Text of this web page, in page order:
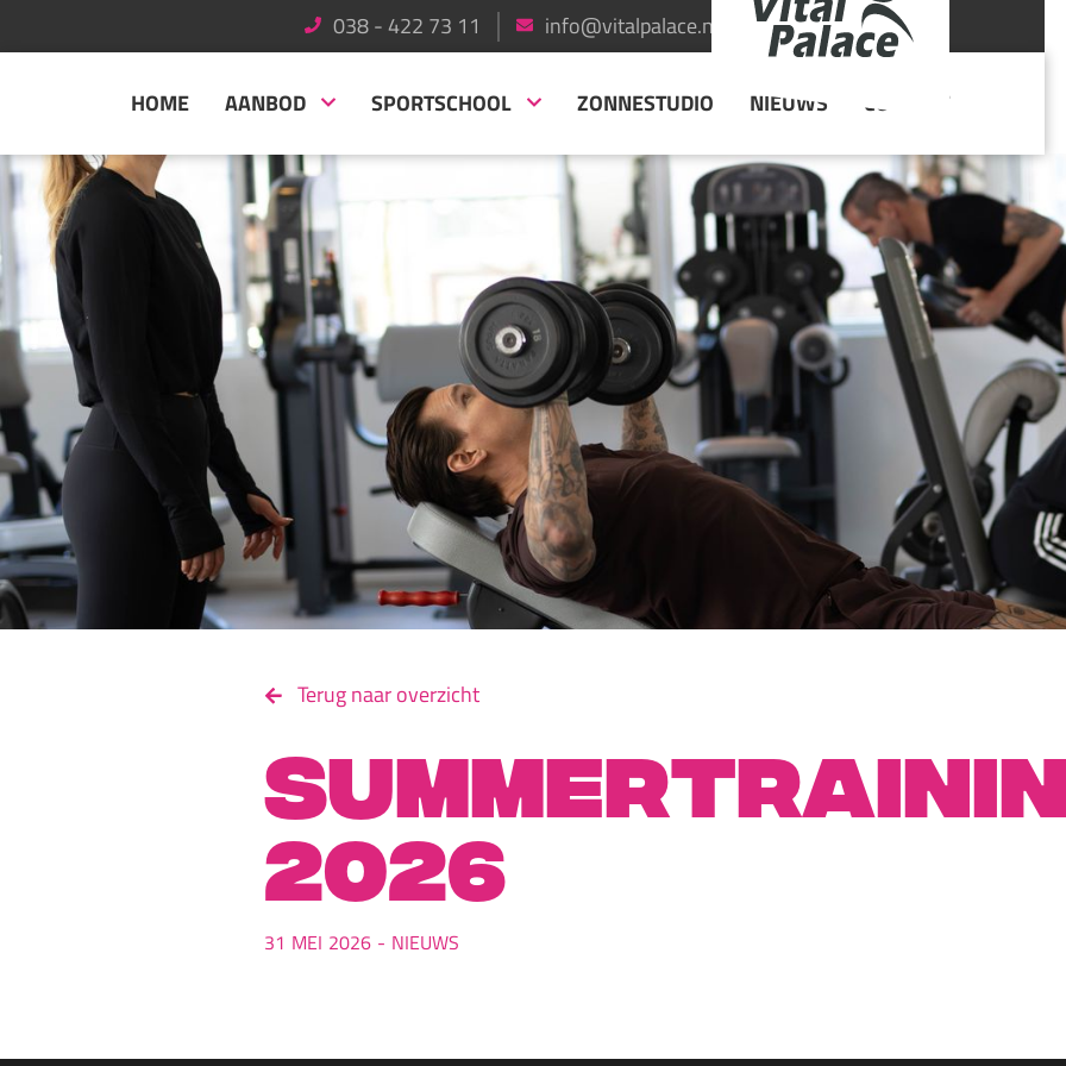
038 - 422 73 11 info@vitalpalace.nl
INLOGGEN
HOME
AANBOD SPORTSCHOOL ZONNESTUDIO NIEUWS CONTACT
Terug naar overzicht
2026
31 MEI 2026 - NIEUWS